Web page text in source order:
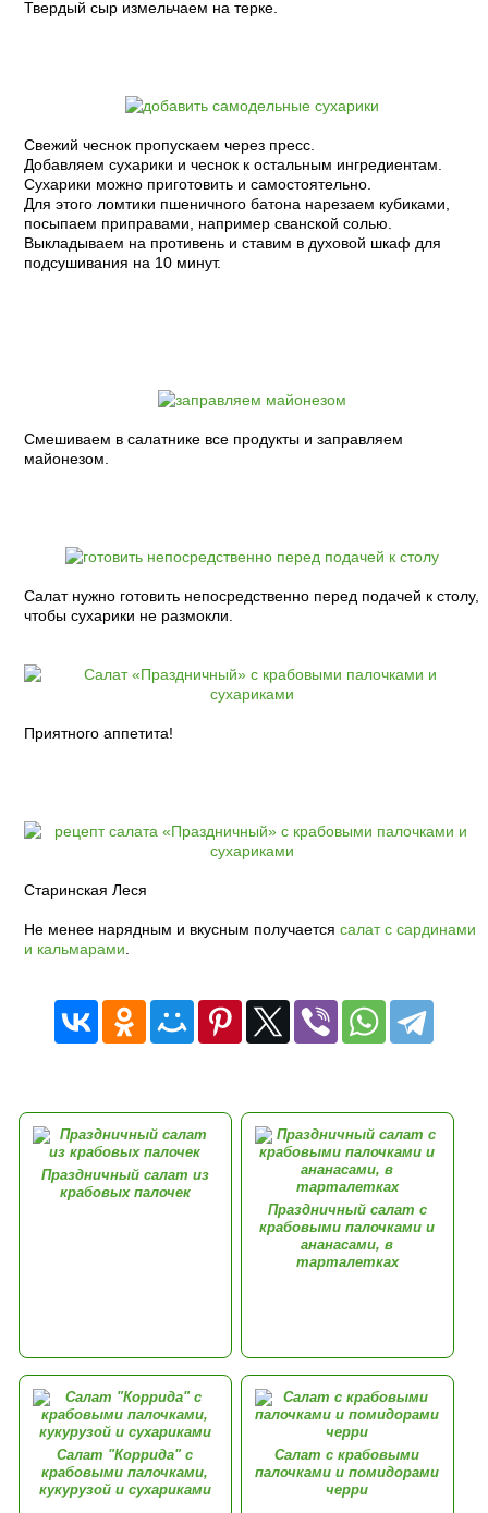
Твердый сыр измельчаем на терке.
Свежий чеснок пропускаем через пресс.
Добавляем сухарики и чеснок к остальным ингредиентам.
Сухарики можно приготовить и самостоятельно.
Для этого ломтики пшеничного батона нарезаем кубиками,
посыпаем приправами, например сванской солью.
Выкладываем на противень и ставим в духовой шкаф для
подсушивания на 10 минут.
Смешиваем в салатнике все продукты и заправляем
майонезом.
Салат нужно готовить непосредственно перед подачей к столу,
чтобы сухарики не размокли.
Приятного аппетита!
Старинская Леся
Не менее нарядным и вкусным получается салат с сардинами
и кальмарами
Праздничный салат из
крабовых палочек
Праздничный салат с
крабовыми палочками и
ананасами, в
тарталетках
Салат "Коррида" с
крабовыми палочками,
кукурузой и сухариками
Салат с крабовыми
палочками и помидорами
черри